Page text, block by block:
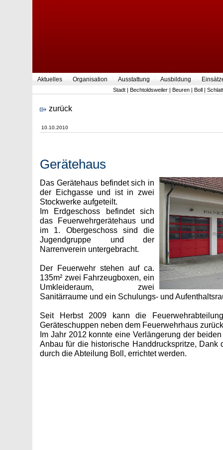
Aktuelles Organisation Ausstattung Ausbildung
Stadt | Bechtoldsweiler | Beuren | Boll | Schlatt
zurück
10.10.2010
Gerätehaus
Das Gerätehaus befindet sich in
der Eichgasse und ist in zwei
Stockwerke aufgeteilt.
Im Erdgeschoss befindet sich
das Feuerwehrgerätehaus und
im 1. Obergeschoss sind die
Jugendgruppe und der
Narrenverein untergebracht.
Der Feuerwehr stehen auf ca.
135m² zwei Fahrzeugboxen, ein
Umkleideraum, zwei
Sanitärraume und ein Schulungs- und
Seit Herbst 2009 kann die
Geräteschuppen neben dem Feuerwehrhaus
Im Jahr 2012 konnte eine Verlängerung der
Anbau für die historische Handdruckspritze, Dank
durch die Abteilung Boll, errichtet werden.